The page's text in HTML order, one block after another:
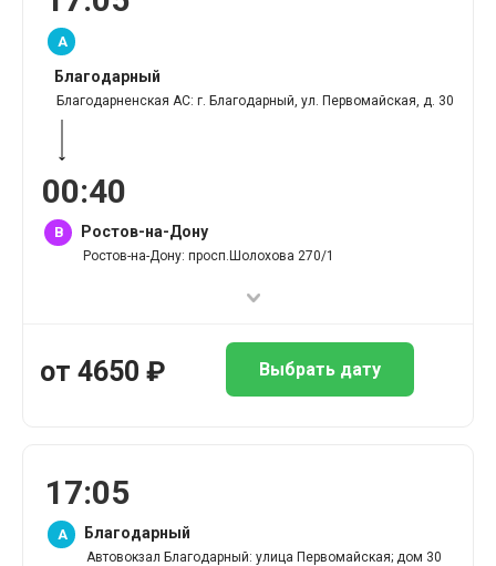
A
Благодарный
Благодарненская АС: г. Благодарный, ул. Первомайская, д. 30
00:40
B Ростов-на-Дону
Ростов-на-Дону: просп.Шолохова 270/1
от 4650 ₽ Выбрать дату
17:05
A Благодарный
Автовокзал Благодарный: улица Первомайская; дом 30